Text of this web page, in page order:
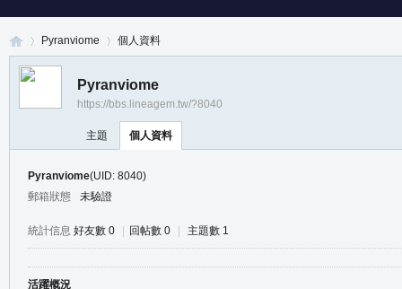
Pyranviome 個人資料
Pyranviome
https://bbs.lineagem.tw/?8040
主題 個人資料
Pyranviome(UID: 8040)
郵箱狀態
未驗證
統計信息 好友數 0 回帖數 0 主題數 1
活躍概況